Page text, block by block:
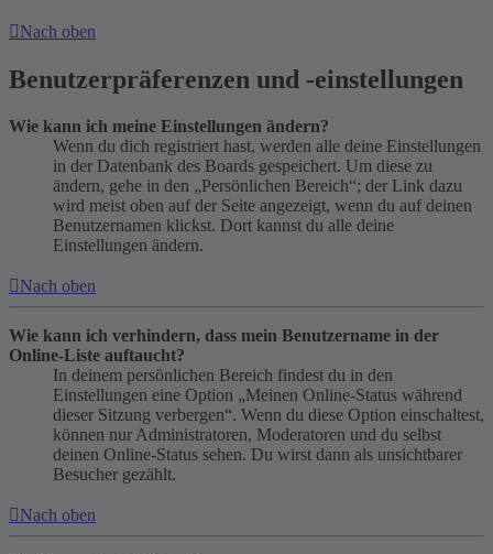
Nach oben
Benutzerpräferenzen und -einstellungen
Wie kann ich meine Einstellungen ändern?
Wenn du dich registriert hast, werden alle deine Einstellungen
in der Datenbank des Boards gespeichert. Um diese zu
ändern, gehe in den „Persönlichen Bereich“; der Link dazu
wird meist oben auf der Seite angezeigt, wenn du auf deinen
Benutzernamen klickst. Dort kannst du alle deine
Einstellungen ändern.
Nach oben
Wie kann ich verhindern, dass mein Benutzername in der
Online-Liste auftaucht?
In deinem persönlichen Bereich findest du in den
Einstellungen eine Option „Meinen Online-Status während
dieser Sitzung verbergen“. Wenn du diese Option einschaltest,
können nur Administratoren, Moderatoren und du selbst
deinen Online-Status sehen. Du wirst dann als unsichtbarer
Besucher gezählt.
Nach oben